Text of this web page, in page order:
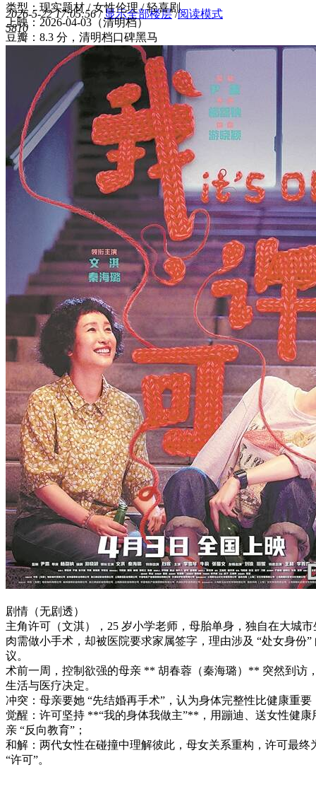
2026-5-22 17:05:56 / 显示全部楼层 /阅读模式
5810
类型：现实题材 / 女性伦理 / 轻喜剧
上映：2026-04-03（清明档）
豆瓣：8.3 分，清明档口碑黑马
剧情（无剧透）
主角许可（文淇），25 岁小学老师，母胎单身，独自在大城
肉需做小手术，却被医院要求家属签字，理由涉及 “处女身份”
议。
术前一周，控制欲强的母亲 ** 胡春蓉（秦海璐）** 突然到访
生活与医疗决定。
冲突：母亲要她 “先结婚再手术”，认为身体完整性比健康重要
觉醒：许可坚持 **“我的身体我做主”**，用蹦迪、送女性健康
亲 “反向教育”；
和解：两代女性在碰撞中理解彼此，母女关系重构，许可最终
“许可”。